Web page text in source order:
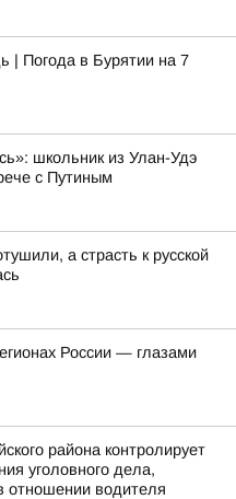
| Погода в Бурятии на 7
школьник из Улан-Удэ
с Путиным
а страсть к русской
России — глазами
района контролирует
уголовного дела,
отношении водителя